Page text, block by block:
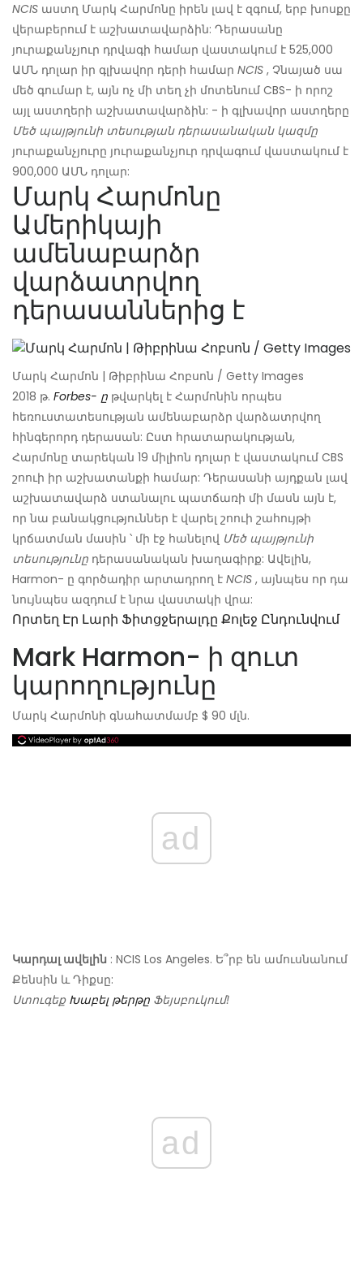
NCIS աստղ Մարկ Հարմոնը իրեն լավ է զգում, երբ խոսքը
վերաբերում է աշխատավարձին: Դերասանը
յուրաքանչյուր դրվագի համար վաստակում է 525,000
ԱՄՆ դոլար իր գլխավոր դերի համար NCIS , Չնայած սա
մեծ գումար է, այն ոչ մի տեղ չի մոտենում CBS- ի որոշ
այլ աստղերի աշխատավարձին: - ի գլխավոր աստղերը
Մեծ պայթյունի տեսության դերասանական կազմը
յուրաքանչյուրը յուրաքանչյուր դրվագում վաստակում է
900,000 ԱՄՆ դոլար:
Մարկ Հարմոնը
Ամերիկայի
ամենաբարձր
վարձատրվող
դերասաններից է
Մարկ Հարմոն | Թիբրինա Հոբսոն / Getty Images
2018 թ. Forbes- ը թվարկել է Հարմոնին որպես
հեռուստատեսության ամենաբարձր վարձատրվող
հինգերորդ դերասան: Ըստ հրատարակության,
Հարմոնը տարեկան 19 միլիոն դոլար է վաստակում CBS
շոուի իր աշխատանքի համար: Դերասանի այդքան լավ
աշխատավարձ ստանալու պատճառի մի մասն այն է,
որ նա բանակցություններ է վարել շոուի շահույթի
կրճատման մասին ՝ մի էջ հանելով Մեծ պայթյունի
տեսությունը դերասանական խաղագիրք: Ավելին,
Harmon- ը գործադիր արտադրող է NCIS , այնպես որ դա
նույնպես ազդում է նրա վաստակի վրա:
Որտեղ Էր Լարի Ֆիտցջերալդը Քոլեջ Ընդունվում
Mark Harmon- ի զուտ
կարողությունը
Մարկ Հարմոնի գնահատմամբ $ 90 մլն.
ad
Կարդալ ավելին : NCIS Los Angeles. Ե՞րբ են ամուսնանում
Քենսին և Դիքսը:
Ստուգեք Խաբել թերթը Ֆեյսբուկում!
ad